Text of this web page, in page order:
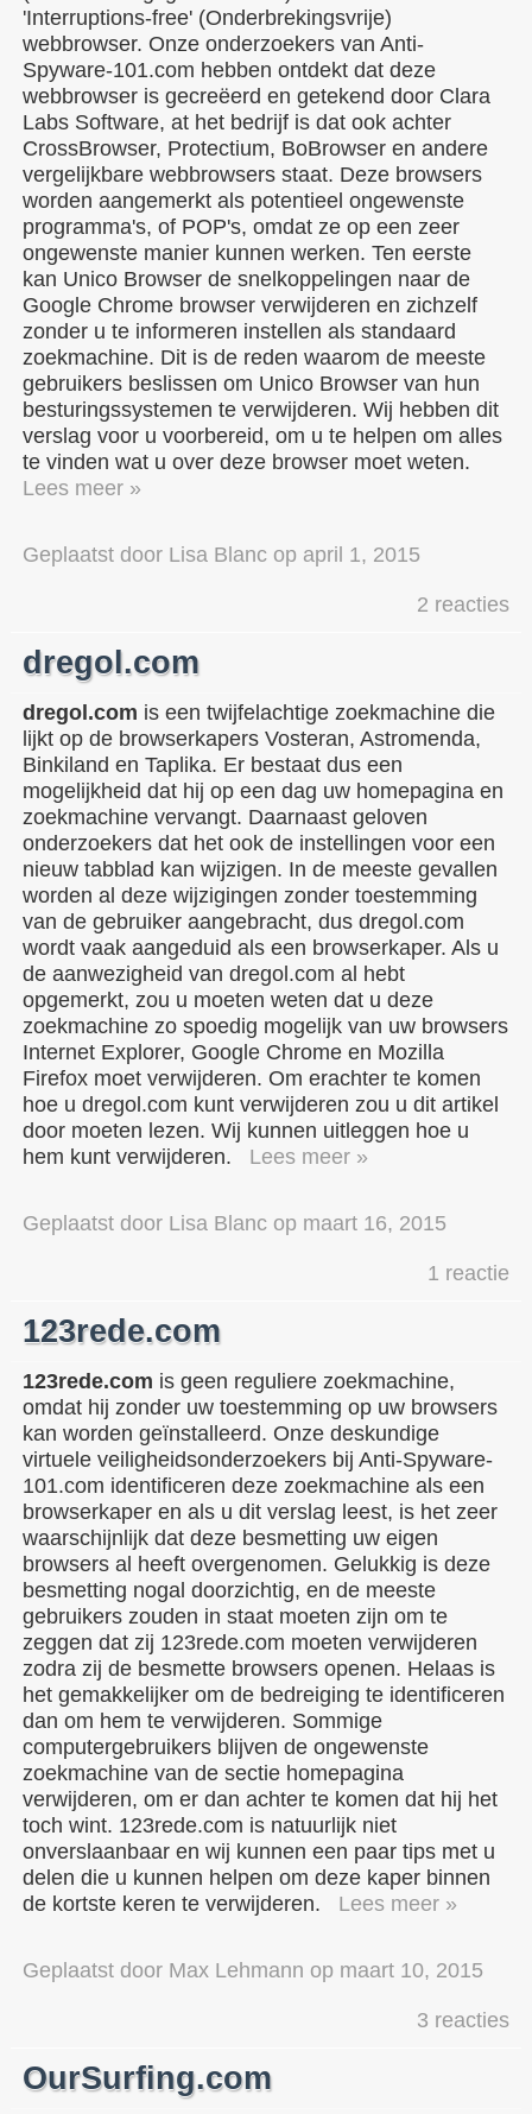
'Interruptions-free' (Onderbrekingsvrije)
webbrowser. Onze onderzoekers van Anti-
Spyware-101.com hebben ontdekt dat deze
webbrowser is gecreëerd en getekend door Clara
Labs Software, at het bedrijf is dat ook achter
CrossBrowser, Protectium, BoBrowser en andere
vergelijkbare webbrowsers staat. Deze browsers
worden aangemerkt als potentieel ongewenste
programma's, of POP's, omdat ze op een zeer
ongewenste manier kunnen werken. Ten eerste
kan Unico Browser de snelkoppelingen naar de
Google Chrome browser verwijderen en zichzelf
zonder u te informeren instellen als standaard
zoekmachine. Dit is de reden waarom de meeste
gebruikers beslissen om Unico Browser van hun
besturingssystemen te verwijderen. Wij hebben dit
verslag voor u voorbereid, om u te helpen om alles
te vinden wat u over deze browser moet weten.
Lees meer »
Geplaatst door Lisa Blanc op april 1, 2015
2 reacties
dregol.com
dregol.com is een twijfelachtige zoekmachine die
lijkt op de browserkapers Vosteran, Astromenda,
Binkiland en Taplika. Er bestaat dus een
mogelijkheid dat hij op een dag uw homepagina en
zoekmachine vervangt. Daarnaast geloven
onderzoekers dat het ook de instellingen voor een
nieuw tabblad kan wijzigen. In de meeste gevallen
worden al deze wijzigingen zonder toestemming
van de gebruiker aangebracht, dus dregol.com
wordt vaak aangeduid als een browserkaper. Als u
de aanwezigheid van dregol.com al hebt
opgemerkt, zou u moeten weten dat u deze
zoekmachine zo spoedig mogelijk van uw browsers
Internet Explorer, Google Chrome en Mozilla
Firefox moet verwijderen. Om erachter te komen
hoe u dregol.com kunt verwijderen zou u dit artikel
door moeten lezen. Wij kunnen uitleggen hoe u
hem kunt verwijderen.
Lees meer »
Geplaatst door Lisa Blanc op maart 16, 2015
1 reactie
123rede.com
123rede.com is geen reguliere zoekmachine,
omdat hij zonder uw toestemming op uw browsers
kan worden geïnstalleerd. Onze deskundige
virtuele veiligheidsonderzoekers bij Anti-Spyware-
101.com identificeren deze zoekmachine als een
browserkaper en als u dit verslag leest, is het zeer
waarschijnlijk dat deze besmetting uw eigen
browsers al heeft overgenomen. Gelukkig is deze
besmetting nogal doorzichtig, en de meeste
gebruikers zouden in staat moeten zijn om te
zeggen dat zij 123rede.com moeten verwijderen
zodra zij de besmette browsers openen. Helaas is
het gemakkelijker om de bedreiging te identificeren
dan om hem te verwijderen. Sommige
computergebruikers blijven de ongewenste
zoekmachine van de sectie homepagina
verwijderen, om er dan achter te komen dat hij het
toch wint. 123rede.com is natuurlijk niet
onverslaanbaar en wij kunnen een paar tips met u
delen die u kunnen helpen om deze kaper binnen
de kortste keren te verwijderen.
Lees meer »
Geplaatst door Max Lehmann op maart 10, 2015
3 reacties
OurSurfing.com